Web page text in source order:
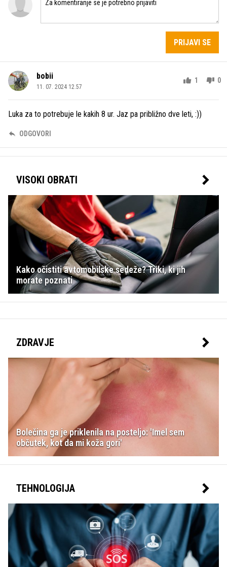
PRIJAVI SE
bobii
11. 07. 2024 12.57
1 0
Luka za to potrebuje le kakih 8 ur. Jaz pa približno dve leti, :))
ODGOVORI
VISOKI OBRATI
Kako očistiti avtomobilske sedeže? Triki, ki jih
morate poznati
ZDRAVJE
Bolečina ga je priklenila na posteljo: 'Imel sem
občutek, kot da mi koža gori'
TEHNOLOGIJA